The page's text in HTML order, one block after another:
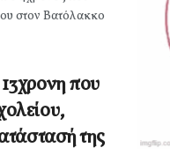
στον Βατόλακκο
που
της